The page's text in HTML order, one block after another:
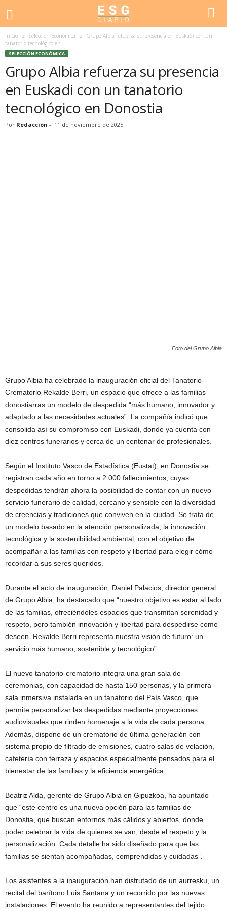
Inicio Selección Económica
Grupo Albia refuerza su presencia en Euskadi con un
tanatorio tecnológico en...
SELECCIÓN ECONÓMICA
Grupo Albia refuerza su presencia
en Euskadi con un tanatorio
tecnológico en Donostia
Por Redacción - 11 de noviembre de 2025
Foto del Grupo Albia
Grupo Albia ha celebrado la inauguración oficial del Tanatorio-
Crematorio Rekalde Berri, un espacio que ofrece a las familias
donostiarras un modelo de despedida “más humano, innovador y
adaptado a las necesidades actuales”. La compañía indicó que
consolida así su compromiso con Euskadi, donde ya cuenta con
diez centros funerarios y cerca de un centenar de profesionales.
Según el Instituto Vasco de Estadística (Eustat), en Donostia se
registran cada año en torno a 2.000 fallecimientos, cuyas
despedidas tendrán ahora la posibilidad de contar con un nuevo
servicio funerario de calidad, cercano y sensible con la diversidad
de creencias y tradiciones que conviven en la ciudad. Se trata de
un modelo basado en la atención personalizada, la innovación
tecnológica y la sostenibilidad ambiental, con el objetivo de
acompañar a las familias con respeto y libertad para elegir cómo
recordar a sus seres queridos.
Durante el acto de inauguración, Daniel Palacios, director general
de Grupo Albia, ha destacado que “nuestro objetivo es estar al lado
de las familias, ofreciéndoles espacios que transmitan serenidad y
respeto, pero también innovación y libertad para despedirse como
deseen. Rekalde Berri representa nuestra visión de futuro: un
servicio más humano, sostenible y tecnológico”.
El nuevo tanatorio-crematorio integra una gran sala de
ceremonias, con capacidad de hasta 150 personas, y la primera
sala inmersiva instalada en un tanatorio del País Vasco, que
permite personalizar las despedidas mediante proyecciones
audiovisuales que rinden homenaje a la vida de cada persona.
Además, dispone de un crematorio de última generación con
sistema propio de filtrado de emisiones, cuatro salas de velación,
cafetería con terraza y espacios especialmente pensados para el
bienestar de las familias y la eficiencia energética.
Beatriz Alda, gerente de Grupo Albia en Gipuzkoa, ha apuntado
que “este centro es una nueva opción para las familias de
Donostia, que buscan entornos más cálidos y abiertos, donde
poder celebrar la vida de quienes se van, desde el respeto y la
personalización. Cada detalle ha sido diseñado para que las
familias se sientan acompañadas, comprendidas y cuidadas”.
Los asistentes a la inauguración han disfrutado de un aurresku, un
recital del barítono Luis Santana y un recorrido por las nuevas
instalaciones. El evento ha reunido a representantes del tejido